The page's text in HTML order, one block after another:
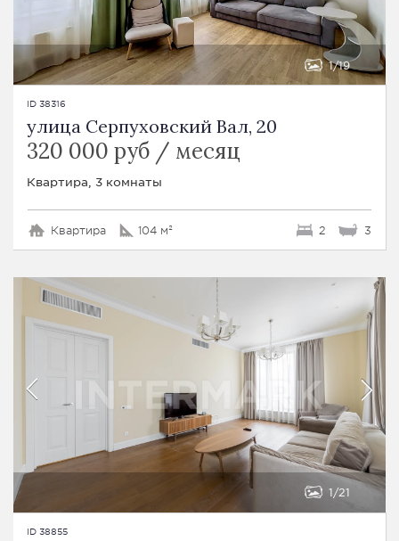
1 19
ID 38316
улица Серпуховский Вал, 20
320 000 руб / месяц
Квартира, 3 комнаты
Квартира 104 м² 2 3
1 21
ID 38855